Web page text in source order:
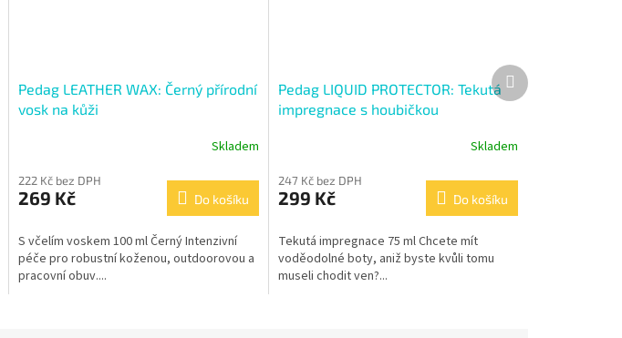
Pedag LEATHER WAX: Černý přírodní
vosk na kůži
Skladem
222 Kč bez DPH
269 Kč Do košíku
S včelím voskem 100 ml Černý Intenzivní
péče pro robustní koženou, outdoorovou a
pracovní obuv....
Pedag LIQUID PROTECTOR: Tekutá
impregnace s houbičkou
Skladem
247 Kč bez DPH
299 Kč Do košíku
Tekutá impregnace 75 ml Chcete mít
voděodolné boty, aniž byste kvůli tomu
museli chodit ven?...
Další
produkt